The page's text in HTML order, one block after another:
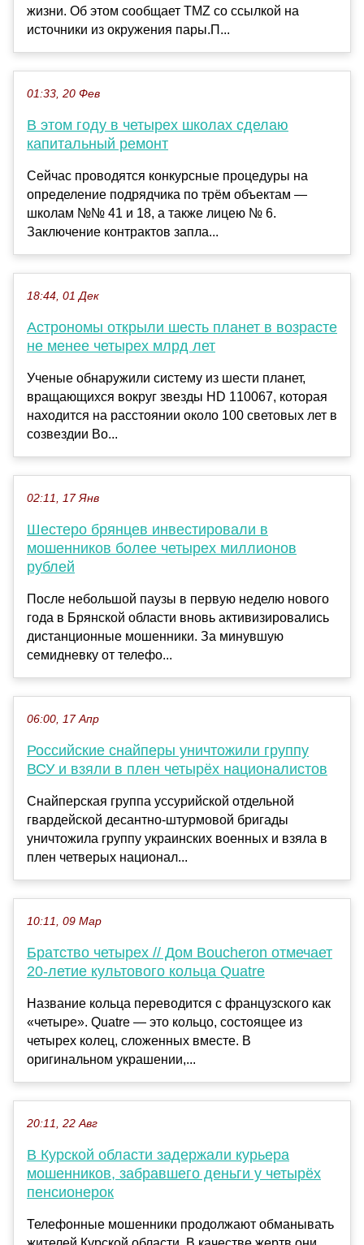
жизни. Об этом сообщает TMZ со ссылкой на
источники из окружения пары.П...
01:33, 20 Фев
В этом году в четырех школах сделаю
капитальный ремонт
Сейчас проводятся конкурсные процедуры на
определение подрядчика по трём объектам —
школам №№ 41 и 18, а также лицею № 6.
Заключение контрактов запла...
18:44, 01 Дек
Астрономы открыли шесть планет в возрасте
не менее четырех млрд лет
Ученые обнаружили систему из шести планет,
вращающихся вокруг звезды HD 110067, которая
находится на расстоянии около 100 световых лет в
созвездии Во...
02:11, 17 Янв
Шестеро брянцев инвестировали в
мошенников более четырех миллионов
рублей
После небольшой паузы в первую неделю нового
года в Брянской области вновь активизировались
дистанционные мошенники. За минувшую
семидневку от телефо...
06:00, 17 Апр
Российские снайперы уничтожили группу
ВСУ и взяли в плен четырёх националистов
Снайперская группа уссурийской отдельной
гвардейской десантно-штурмовой бригады
уничтожила группу украинских военных и взяла в
плен четверых национал...
10:11, 09 Мар
Братство четырех // Дом Boucheron отмечает
20-летие культового кольца Quatre
Название кольца переводится с французского как
«четыре». Quatre — это кольцо, состоящее из
четырех колец, сложенных вместе. В
оригинальном украшении,...
20:11, 22 Авг
В Курской области задержали курьера
мошенников, забравшего деньги у четырёх
пенсионерок
Телефонные мошенники продолжают обманывать